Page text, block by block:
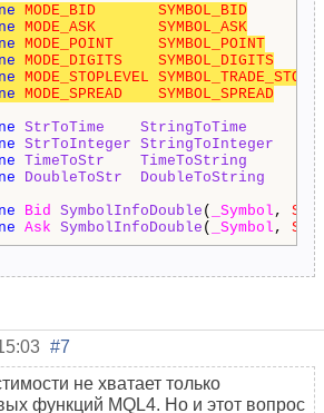
MODE_BID
SYMBOL_BID
MODE_ASK
SYMBOL_ASK
MODE_POINT
SYMBOL_POINT
MODE_DIGITS
SYMBOL_DIGITS
MODE_STOPLEVEL
MODE_SPREAD
SYMBOL_SPREAD
StrToTime
StringToTime
StrToInteger StringToInteger
TimeToStr
TimeToString
DoubleToStr
DoubleToString
Bid SymbolInfoDouble ( _Symbol ,
Ask SymbolInfoDouble ( _Symbol ,
#7
не хватает только
функций MQL4. Но и этот вопрос